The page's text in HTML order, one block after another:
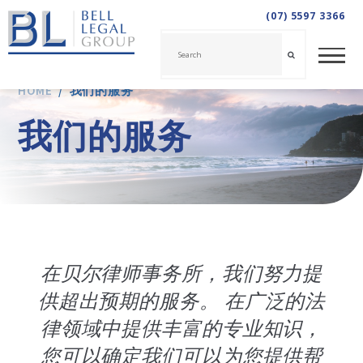
(07) 5597 3366
HOME / 我们的服务
我们的服务
在贝尔律师事务所，我们努力提
供超出预期的服务。 在广泛的法
律领域中提供丰富的专业知识，
您可以确定我们可以为您提供帮